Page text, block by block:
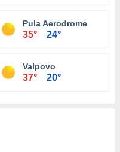
Pula Aerodrome
35° 24°
Valpovo
37° 20°